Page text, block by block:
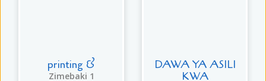
printing &
Zimebaki 1
DAWA YA ASILI
KWA